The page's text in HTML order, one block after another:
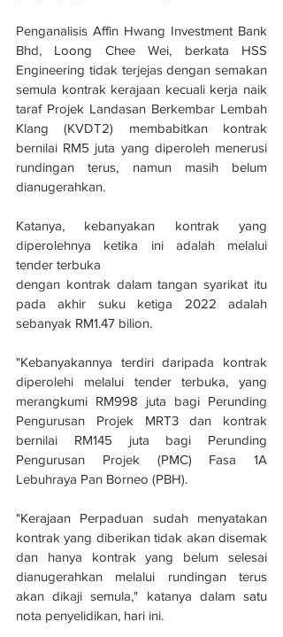
Penganalisis Affin Hwang Investment Bank
Bhd, Loong Chee Wei, berkata HSS
Engineering tidak terjejas dengan semakan
semula kontrak kerajaan kecuali kerja naik
taraf Projek Landasan Berkembar Lembah
Klang (KVDT2) membabitkan kontrak
bernilai RM5 juta yang diperoleh menerusi
rundingan terus, namun masih belum
dianugerahkan.
Katanya, kebanyakan kontrak yang
diperolehnya ketika ini adalah melalui
tender terbuka
dengan kontrak dalam tangan syarikat itu
pada akhir suku ketiga 2022 adalah
sebanyak RM1.47 bilion.
"Kebanyakannya terdiri daripada kontrak
diperolehi melalui tender terbuka, yang
merangkumi RM998 juta bagi Perunding
Pengurusan Projek MRT3 dan kontrak
bernilai RM145 juta bagi Perunding
Pengurusan Projek (PMC) Fasa 1A
Lebuhraya Pan Borneo (PBH).
"Kerajaan Perpaduan sudah menyatakan
kontrak yang diberikan tidak akan disemak
dan hanya kontrak yang belum selesai
dianugerahkan melalui rundingan terus
akan dikaji semula," katanya dalam satu
nota penyelidikan, hari ini.